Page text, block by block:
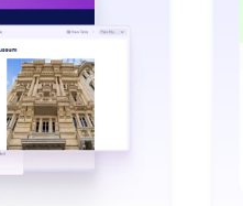
: Display Dynamic Lists